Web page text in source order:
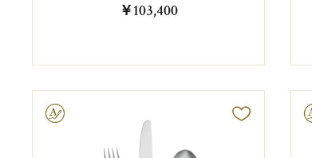
￥103,400
文字彫り可能